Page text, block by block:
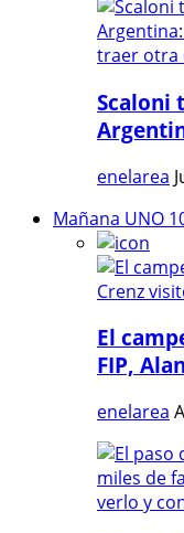
Scaloni
enelarea
Mañana UNO
El
FIP,
enelarea